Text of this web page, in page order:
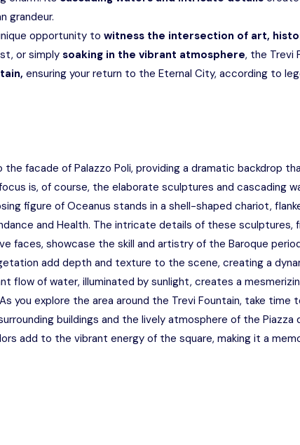
grandeur.
opportunity to witness the intersection of art,
or simply soaking in the vibrant atmosphere, the Trevi
ensuring your return to the Eternal City, according to
facade of Palazzo Poli, providing a dramatic backdrop
is, of course, the elaborate sculptures and cascading
figure of Oceanus stands in a shell-shaped chariot,
and Health. The intricate details of these sculptures,
faces, showcase the skill and artistry of the Baroque
add depth and texture to the scene, creating a
flow of water, illuminated by sunlight, creates a
you explore the area around the Trevi Fountain, take time
buildings and the lively atmosphere of the Piazza
add to the vibrant energy of the square, making it a